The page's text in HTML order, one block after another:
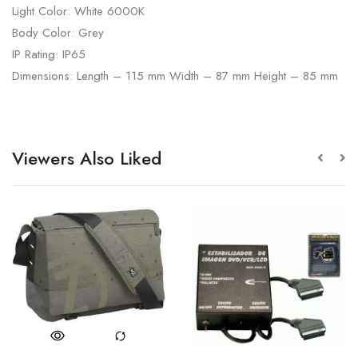
Light Color: White 6000K
Body Color: Grey
IP Rating: IP65
Dimensions: Length – 115 mm Width – 87 mm Height – 85 mm
Viewers Also Liked